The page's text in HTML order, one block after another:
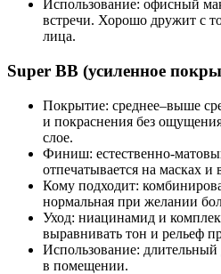
Использование: офисный
встречи. Хорошо дружит с
лица.
Super BB (усиленное
Покрытие: среднее–выше
и покраснения без
слое.
Финиш:
отпечатывается на масках и
Кому подходит:
нормальная при желании
Уход: ниацинамид и
выравнивать тон и рельеф
Использование:
в помещении.